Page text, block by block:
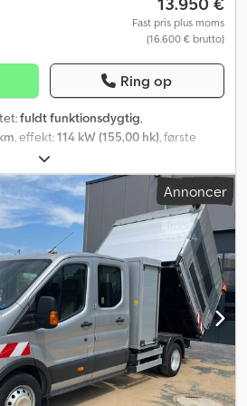
Fast pris plus moms
(16.600 € brutto)
Ring op
fuldt funktionsdygtig,
, effekt:114 kW (155,00 hk), første
, samlet vægt:4.690 kg,
, næste syn (TÜV):
, brændstof:
førerhus:anden, geartype:mekanisk,
Euro 5, antal sæder:
, samlet
bredde:2.300 mm , total højde:2.890
(aksel 1):1.850 kg, tilladt
3.300 kg , længde af lastrum: 2.300 mm,
, lastepladshøjde:1.800 mm , antal
airbag, bordincomputer,
elektronisk stabilitetsprogram
klimaanlæg, lastbilregistrering,
sodfilter, trailertræk, Ford
Annoncer